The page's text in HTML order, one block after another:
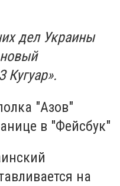
дел Украины
Кугуар».
"Азов"
в "Фейсбук"
на